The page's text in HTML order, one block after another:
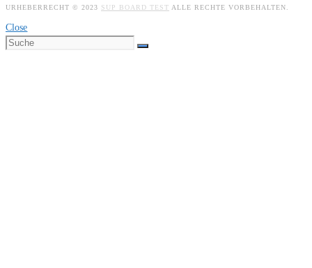
URHEBERRECHT © 2023 SUP BOARD TEST ALLE RECHTE VORBEHALTEN.
Close